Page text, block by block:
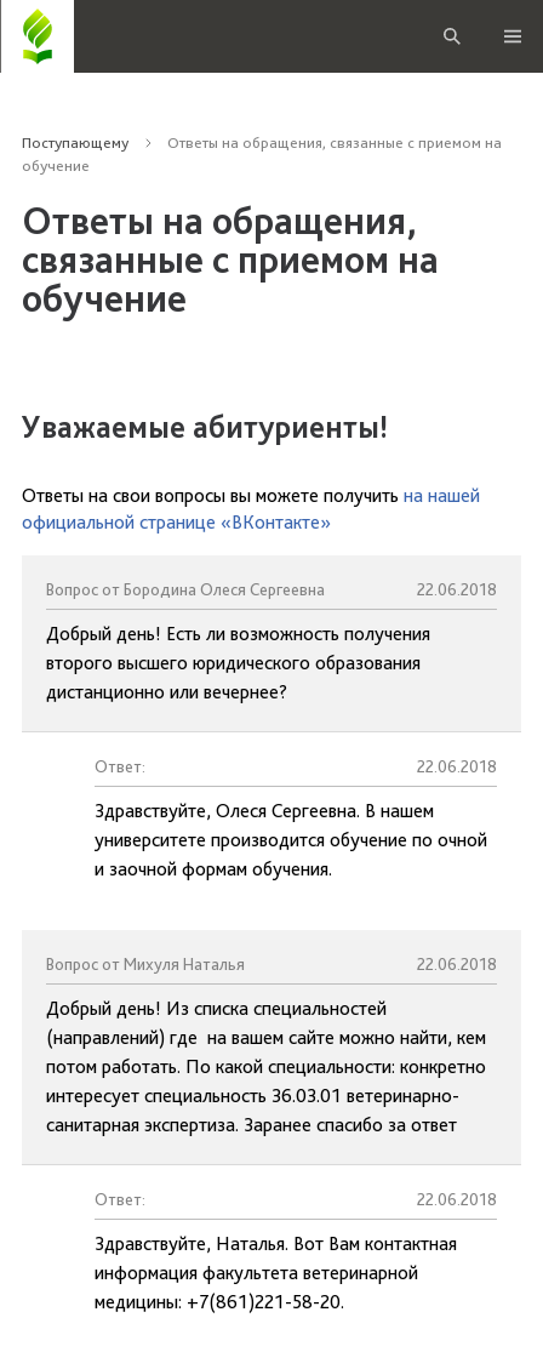
Поступающему
Ответы на обращения, связанные с приемом на
обучение
Ответы на обращения,
связанные с приемом на
обучение
Уважаемые абитуриенты!
Ответы на свои вопросы вы можете получить на нашей
официальной странице «ВКонтакте»
Вопрос от Бородина Олеся Сергеевна 22.06.2018
Добрый день! Есть ли возможность получения
второго высшего юридического образования
дистанционно или вечернее?
Ответ: 22.06.2018
Здравствуйте, Олеся Сергеевна. В нашем
университете производится обучение по очной
и заочной формам обучения.
Вопрос от Михуля Наталья 22.06.2018
Добрый день! Из списка специальностей
(направлений) где на вашем сайте можно найти, кем
потом работать. По какой специальности: конкретно
интересует специальность 36.03.01 ветеринарно-
санитарная экспертиза. Заранее спасибо за ответ
Ответ: 22.06.2018
Здравствуйте, Наталья. Вот Вам контактная
информация факультета ветеринарной
медицины: +7(861)221-58-20.